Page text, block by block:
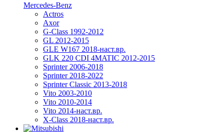
Mercedes-Benz
Actros
Axor
G-Class 1992-2012
GL 2012-2015
GLE W167 2018-наст.вр.
GLK 220 CDI 4MATIC 2012-2015
Sprinter 2006-2018
Sprinter 2018-2022
Sprinter Classic 2013-2018
Vito 2003-2010
Vito 2010-2014
Vito 2014-наст.вр.
X-Class 2018-наст.вр.